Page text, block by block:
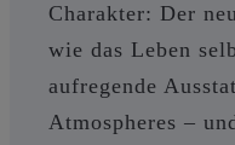
Charakter: Der
wie das Leben
aufregende
Atmospheres –